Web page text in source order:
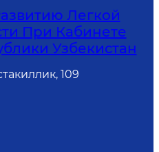
Легкой
При Кабинете
Узбекистан
109